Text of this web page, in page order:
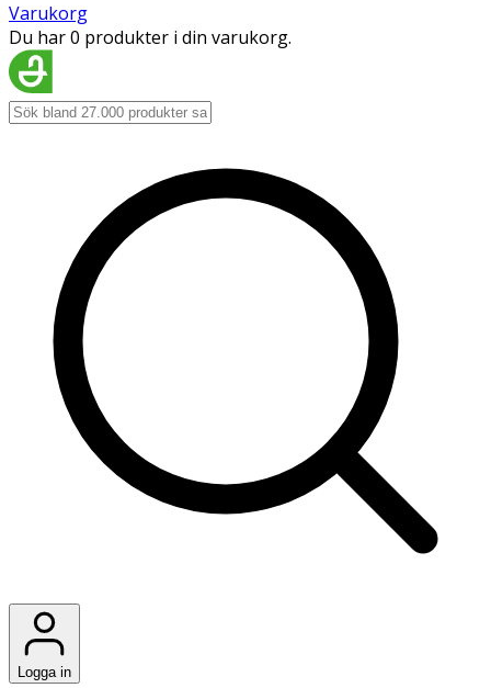
Varukorg
Du har 0 produkter i din varukorg.
Logga in